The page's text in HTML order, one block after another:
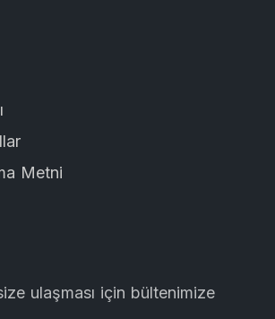
Metni
ulaşması için bültenimize